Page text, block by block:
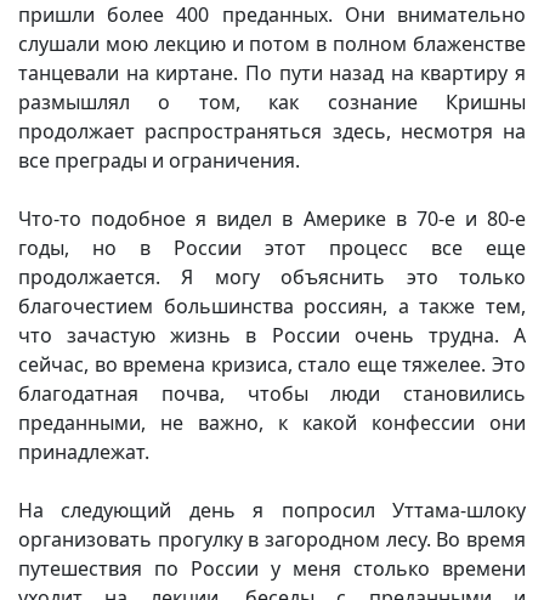
пришли более 400 преданных. Они внимательно
слушали мою лекцию и потом в полном блаженстве
танцевали на киртане. По пути назад на квартиру я
размышлял о том, как сознание Кришны
продолжает распространяться здесь, несмотря на
все преграды и ограничения.
Что-то подобное я видел в Америке в 70-е и 80-е
годы, но в России этот процесс все еще
продолжается. Я могу объяснить это только
благочестием большинства россиян, а также тем,
что зачастую жизнь в России очень трудна. А
сейчас, во времена кризиса, стало еще тяжелее. Это
благодатная почва, чтобы люди становились
преданными, не важно, к какой конфессии они
принадлежат.
На следующий день я попросил Уттама-шлоку
организовать прогулку в загородном лесу. Во время
путешествия по России у меня столько времени